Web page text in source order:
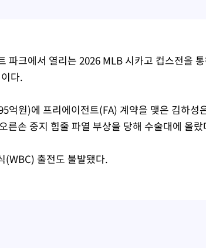
파크에서 열리는 2026 MLB 시카고 컵스전을
다.
억원)에 프리에이전트(FA) 계약을 맺은 김하성
른손 중지 힘줄 파열 부상을 당해 수술대에 올랐
(WBC) 출전도 불발됐다.